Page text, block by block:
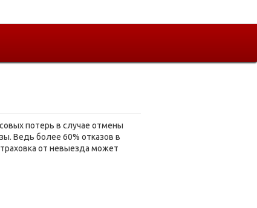
потерь в случае отмены
Ведь более 60% отказов в
от невыезда может